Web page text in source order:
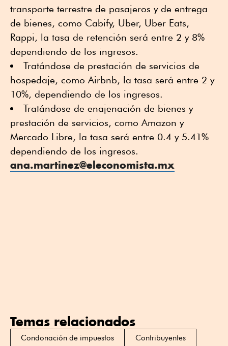
transporte terrestre de pasajeros y de entrega
de bienes, como Cabify, Uber, Uber Eats,
Rappi, la tasa de retención será entre 2 y 8%
dependiendo de los ingresos.
Tratándose de prestación de servicios de
hospedaje, como Airbnb, la tasa será entre 2 y
10%, dependiendo de los ingresos.
Tratándose de enajenación de bienes y
prestación de servicios, como Amazon y
Mercado Libre, la tasa será entre 0.4 y 5.41%
dependiendo de los ingresos.
ana.martinez@eleconomista.mx
Temas relacionados
Condonación de impuestos Contribuyentes